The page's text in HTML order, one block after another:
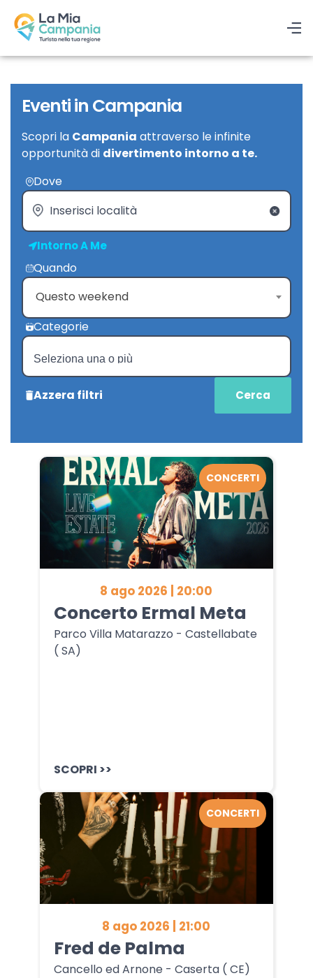
Eventi in Campania
Scopri la Campania attraverso le infinite
opportunità di divertimento intorno a te.
Dove
Intorno A Me
Quando
Questo weekend
Categorie
Azzera filtri
8 ago 2026 | 20:00
Concerto Ermal Meta
Parco Villa Matarazzo - Castellabate
( SA)
SCOPRI >>
CONCERTI
8 ago 2026 | 21:00
Fred de Palma
Cancello ed Arnone - Caserta ( CE)
CONCERTI